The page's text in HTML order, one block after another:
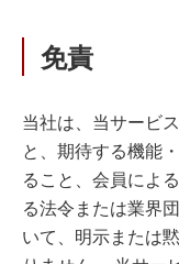
免責
当社は、当サービ
と、期待する機能
ること、会員によ
る法令または業界
いて、明示または